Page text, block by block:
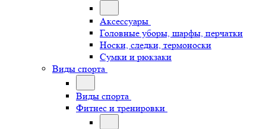
Аксессуары
Головные уборы, шарфы, перчатки
Носки, следки, термоноски
Сумки и рюкзаки
Виды спорта
Виды спорта
Фитнес и тренировки